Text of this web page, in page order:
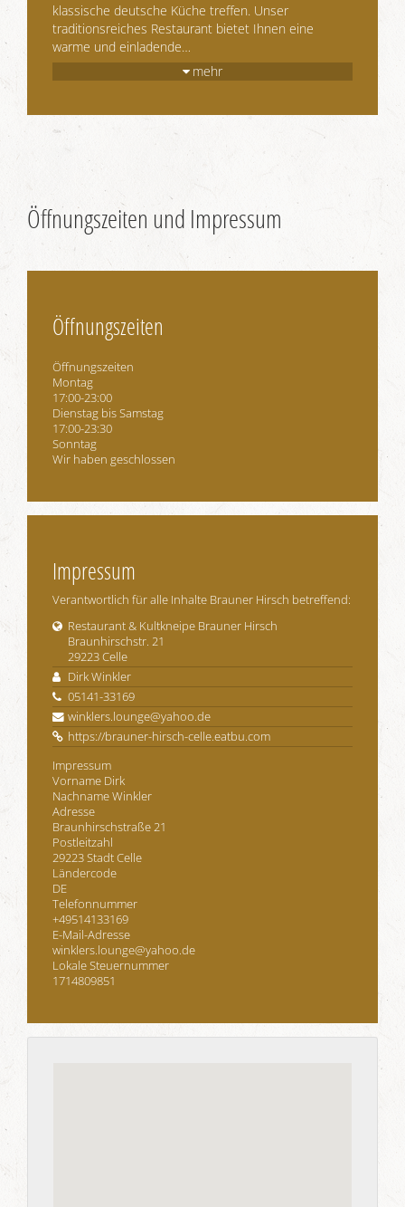
klassische deutsche Küche treffen. Unser
traditionsreiches Restaurant bietet Ihnen eine
warme und einladende…
mehr
Öffnungszeiten und Impressum
Öffnungszeiten
Öffnungszeiten
Montag
17:00-23:00
Dienstag bis Samstag
17:00-23:30
Sonntag
Wir haben geschlossen
Impressum
Verantwortlich für alle Inhalte Brauner Hirsch betreffend:
Restaurant & Kultkneipe Brauner Hirsch
Braunhirschstr. 21
29223 Celle
Dirk Winkler
05141-33169
winklers.lounge@yahoo.de
https://brauner-hirsch-celle.eatbu.com
Impressum
Vorname Dirk
Nachname Winkler
Adresse
Braunhirschstraße 21
Postleitzahl
29223 Stadt Celle
Ländercode
DE
Telefonnummer
+49514133169
E-Mail-Adresse
winklers.lounge@yahoo.de
Lokale Steuernummer
1714809851